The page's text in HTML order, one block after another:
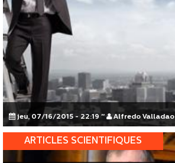
jeu, 07/16/2015 - 22:19 " Alfredo Valladao
ARTICLES SCIENTIFIQUES